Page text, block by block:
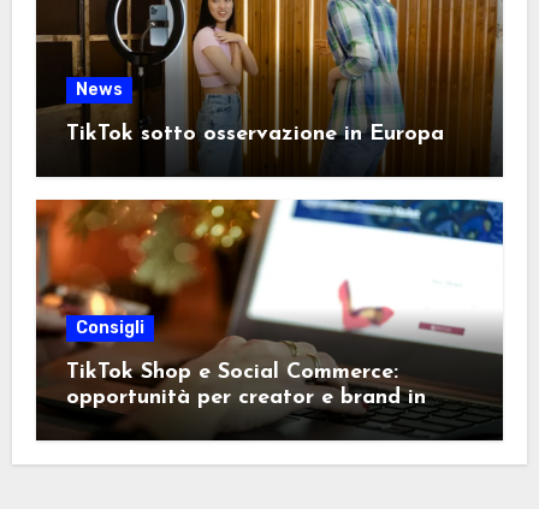
News
TikTok sotto osservazione in Europa
Consigli
TikTok Shop e Social Commerce:
opportunità per creator e brand in
Italia